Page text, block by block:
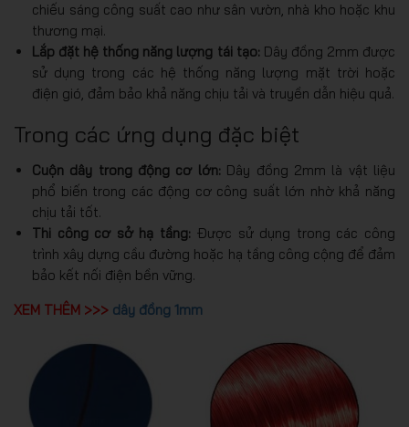
chiếu sáng công suất cao như sân vườn, nhà kho hoặc khu
thương mại.
Lắp đặt hệ thống năng lượng tái tạo: Dây đồng 2mm được
sử dụng trong các hệ thống năng lượng mặt trời hoặc
điện gió, đảm bảo khả năng chịu tải và truyền dẫn hiệu quả.
Trong các ứng dụng đặc biệt
Cuộn dây trong động cơ lớn: Dây đồng 2mm là vật liệu
phổ biến trong các động cơ công suất lớn nhờ khả năng
chịu tải tốt.
Thi công cơ sở hạ tầng: Được sử dụng trong các công
trình xây dựng cầu đường hoặc hạ tầng công cộng để đảm
bảo kết nối điện bền vững.
XEM THÊM >>> dây đồng 1mm